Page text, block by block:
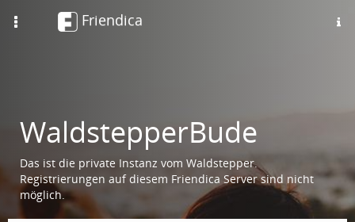
Toggle
navigation
Friendica
WaldstepperBude
Das ist die private Instanz vom Waldstepper.
Registrierungen auf diesem Friendica Server sind nicht
möglich.